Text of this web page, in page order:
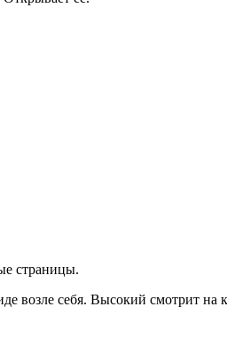
страницы.
возле себя. Высокий смотрит